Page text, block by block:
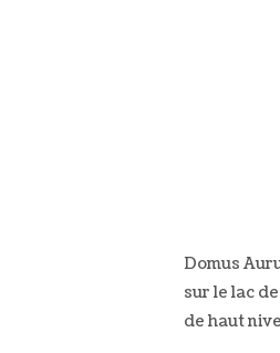
Domus
sur le lac
de haut